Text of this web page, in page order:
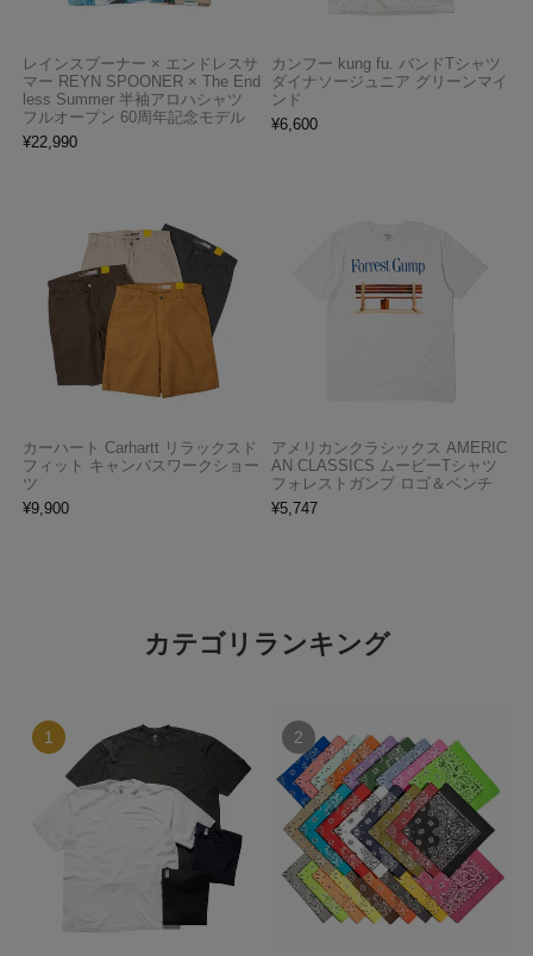
レインスプーナー × エンドレスサ
マー REYN SPOONER × The End
less Summer 半袖アロハシャツ
フルオープン 60周年記念モデル
¥22,990
カンフー kung fu. バンドTシャツ
ダイナソージュニア グリーンマイ
ンド
¥6,600
カーハート Carhartt リラックスド
フィット キャンバスワークショー
ツ
¥9,900
アメリカンクラシックス AMERIC
AN CLASSICS ムービーTシャツ
フォレストガンプ ロゴ＆ベンチ
¥5,747
カテゴリランキング